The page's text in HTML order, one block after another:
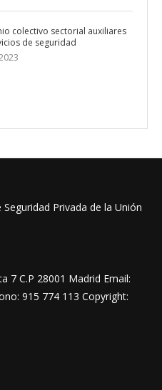
colectivo sectorial auxiliares
de seguridad
Privada de la Unión
7 C.P 28001 Madrid Email:
915 774 113 Copyright: